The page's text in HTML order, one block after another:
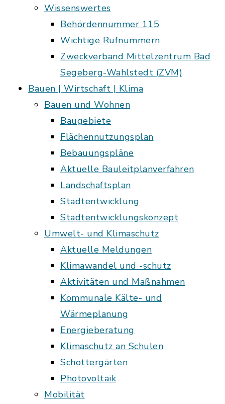
Wissenswertes
Behördennummer 115
Wichtige Rufnummern
Zweckverband Mittelzentrum Bad
Segeberg-Wahlstedt (ZVM)
Bauen | Wirtschaft | Klima
Bauen und Wohnen
Baugebiete
Flächennutzungsplan
Bebauungspläne
Aktuelle Bauleitplanverfahren
Landschaftsplan
Stadtentwicklung
Stadtentwicklungskonzept
Umwelt- und Klimaschutz
Aktuelle Meldungen
Klimawandel und -schutz
Aktivitäten und Maßnahmen
Kommunale Kälte- und
Wärmeplanung
Energieberatung
Klimaschutz an Schulen
Schottergärten
Photovoltaik
Mobilität